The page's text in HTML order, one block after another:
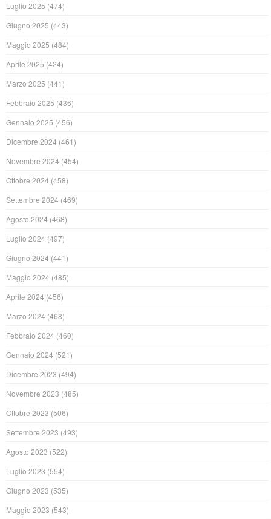
Luglio 2025 (474)
Giugno 2025 (443)
Maggio 2025 (484)
Aprile 2025 (424)
Marzo 2025 (441)
Febbraio 2025 (436)
Gennaio 2025 (456)
Dicembre 2024 (461)
Novembre 2024 (454)
Ottobre 2024 (458)
Settembre 2024 (469)
Agosto 2024 (468)
Luglio 2024 (497)
Giugno 2024 (441)
Maggio 2024 (485)
Aprile 2024 (456)
Marzo 2024 (468)
Febbraio 2024 (460)
Gennaio 2024 (521)
Dicembre 2023 (494)
Novembre 2023 (485)
Ottobre 2023 (506)
Settembre 2023 (493)
Agosto 2023 (522)
Luglio 2023 (554)
Giugno 2023 (535)
Maggio 2023 (543)